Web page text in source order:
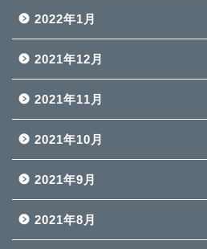
2022年1月
2021年12月
2021年11月
2021年10月
2021年9月
2021年8月